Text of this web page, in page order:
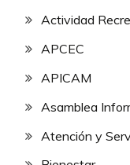
Actividad
APCEC
APICAM
Asamblea
Atención y